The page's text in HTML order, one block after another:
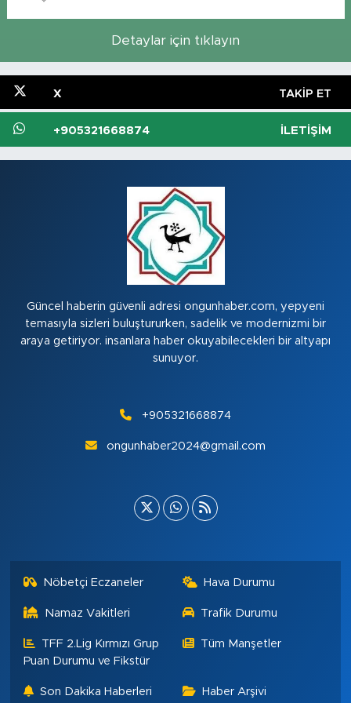
Detaylar için tıklayın
X TAKIP ET
+905321668874 İLETIŞIM
Güncel haberin güvenli adresi ongunhaber.com, yepyeni
temasıyla sizleri buluştururken, sadelik ve modernizmi bir
araya getiriyor. insanlara haber okuyabilecekleri bir altyapı
sunuyor.
+905321668874
ongunhaber2024@gmail.com
Nöbetçi Eczaneler Hava Durumu
Namaz Vakitleri Trafik Durumu
TFF 2.Lig Kırmızı Grup
Puan Durumu ve Fikstür
Tüm Manşetler
Son Dakika Haberleri Haber Arşivi